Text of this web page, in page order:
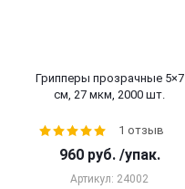
Грипперы прозрачные 5×7
см, 27 мкм, 2000 шт.
1 отзыв
960 руб. /упак.
Артикул: 24002